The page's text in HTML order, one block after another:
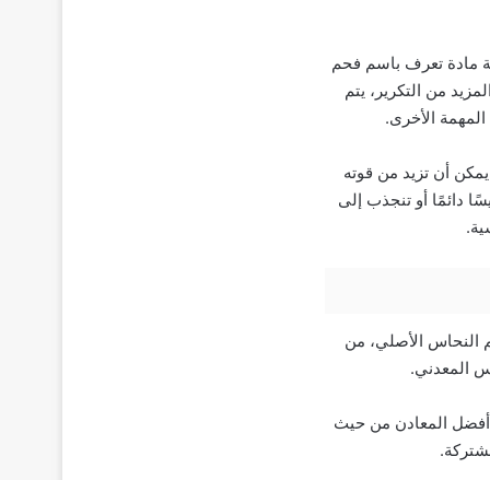
مادة تعرف باسم فحم
من التكرير، يتم
الأخرى.
أن تزيد من قوته
دائمًا أو تنجذب إلى
النحاس الأصلي، من
المعدني.
أفضل المعادن من حيث